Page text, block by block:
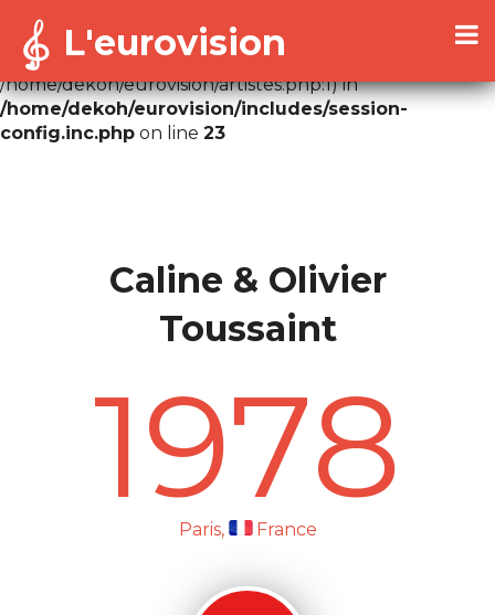
Warning
: Cannot modify header information - headers
already sent by (output started at
/home/dekoh/eurovision/artistes.php:1) in
/home/dekoh/eurovision/includes/session-
config.inc.php on line 23
L'eurovision
Caline & Olivier
Toussaint
1978
Paris, France